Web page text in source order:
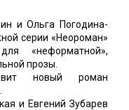
и Ольга Погодина-
серии «Неороман»
«неформатной»,
прозы.
новый роман
и Евгений Зубарев